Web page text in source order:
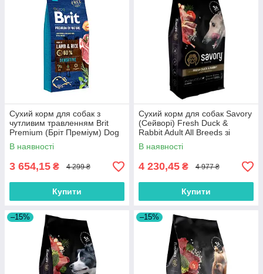
Сухий корм для собак з
чутливим травленням Brit
Premium (Бріт Преміум) Dog
Sensitive Lamb з ягням 15 кг
В наявності
3 654,15 ₴ 4 299 ₴
Купити
Сухий корм для собак Savory
(Cейворi) Fresh Duck &
Rabbit Adult All Breeds зі
свіжої качки та кролика 12 кг
В наявності
4 230,45 ₴ 4 977 ₴
Купити
–15% –15%